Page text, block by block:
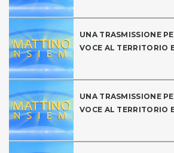
UNA TRASMISSIONE
VOCE AL TERRITORIO
UNA TRASMISSIONE
VOCE AL TERRITORIO